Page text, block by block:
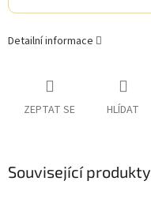
Detailní informace
ZEPTAT SE HLÍDAT
Související produkty